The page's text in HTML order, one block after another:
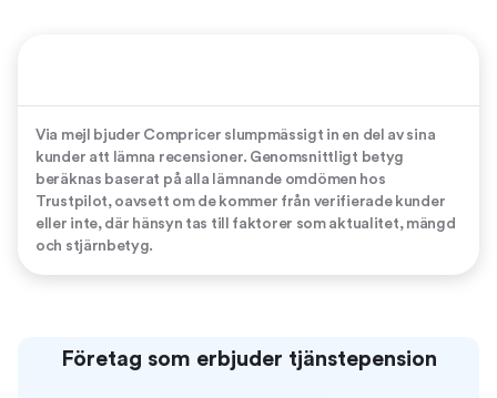
Via mejl bjuder Compricer slumpmässigt in en del av sina
kunder att lämna recensioner. Genomsnittligt betyg
beräknas baserat på alla lämnande omdömen hos
Trustpilot, oavsett om de kommer från verifierade kunder
eller inte, där hänsyn tas till faktorer som aktualitet, mängd
och stjärnbetyg.
Företag som erbjuder tjänstepension